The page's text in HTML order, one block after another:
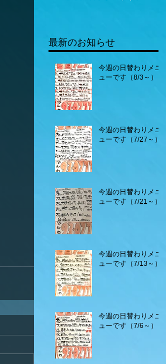
最新のお知らせ
今週の日替わりメニ
ューです（8/3～）
今週の日替わりメニ
ューです（7/27～）
今週の日替わりメニ
ューです（7/21～）
今週の日替わりメニ
ューです（7/13～）
今週の日替わりメニ
ューです（7/6～）